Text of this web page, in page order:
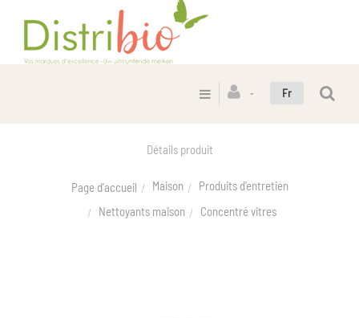
Fr
Détails produit
Page d'accueil Maison
Produits d'entretien
Nettoyants maison
Concentré vitres